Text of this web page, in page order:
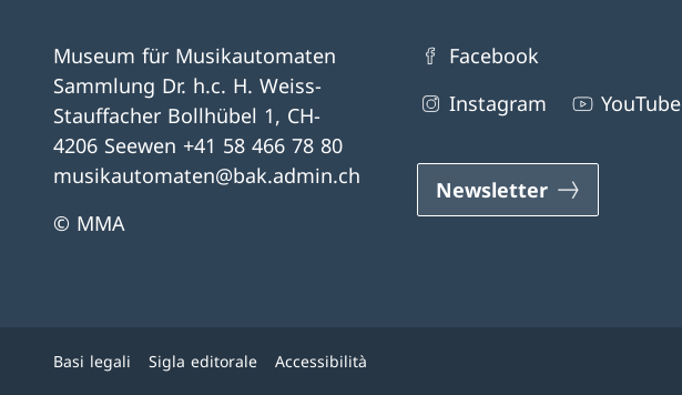
Museum für Musikautomaten
Sammlung Dr. h.c. H. Weiss-
Stauffacher Bollhübel 1, CH-
4206 Seewen +41 58 466 78 80
musikautomaten@bak.admin.ch
© MMA
Facebook
Instagram
YouTube
Newsletter
Basi legali Sigla editorale Accessibilità